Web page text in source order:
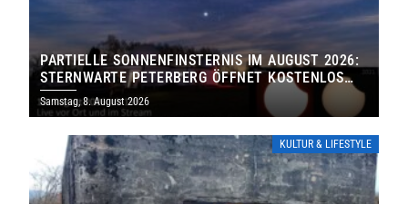
PARTIELLE SONNENFINSTERNIS IM AUGUST 2026:
STERNWARTE PETERBERG ÖFFNET KOSTENLOS
IHRE TORE
Samstag, 8. August 2026
KULTUR & LIFESTYLE